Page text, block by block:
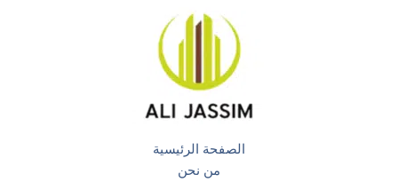
الصفحة الرئيسية
من نحن